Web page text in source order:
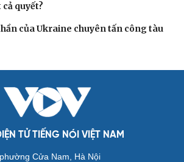
quyết?
của Ukraine chuyên tấn công tàu
TỬ TIẾNG NÓI VIỆT NAM
Cửa Nam, Hà Nội